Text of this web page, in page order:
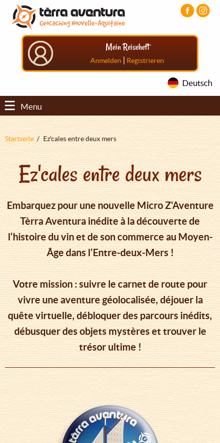
Direkt
zum
Inhalt
Aller
menu
principal
Aller
pied
Mein Reiseheft
Anmelden | Registrieren
Deutsch
Menu
Pfadnavigation
Startseite Ez'cales entre deux mers
Ez'cales entre deux mers
Embarquez pour une nouvelle Micro Z'Aventure
Tèrra Aventura inédite à la découverte de
l’histoire du vin et de son commerce au Moyen-
Âge dans l’Entre-deux-Mers !
Votre mission : suivre le carnet de route pour
vivre une aventure géolocalisée, déjouer la
quête virtuelle, débloquer des parcours inédits,
débusquer des objets mystères et trouver le
trésor ultime !